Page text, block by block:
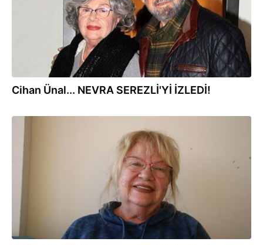
Cihan Ünal... NEVRA SEREZLİ'Yİ İZLEDİ!